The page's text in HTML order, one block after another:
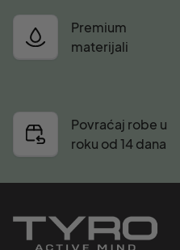
Premium
materijali
Povraćaj robe u
roku od 14 dana